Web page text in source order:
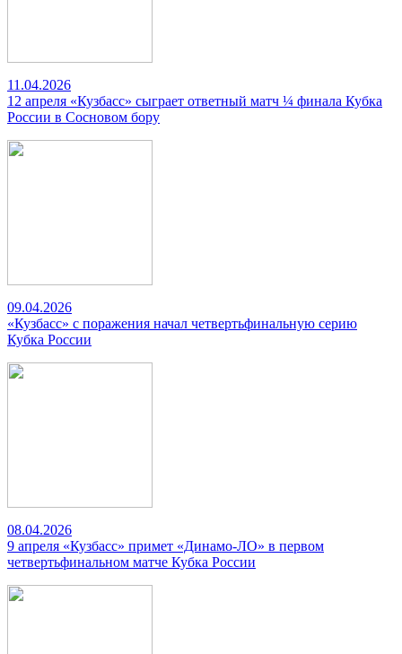
11.04.2026
12 апреля «Кузбасс» сыграет ответный матч ¼ финала Кубка
России в Сосновом бору
09.04.2026
«Кузбасс» с поражения начал четвертьфинальную серию
Кубка России
08.04.2026
9 апреля «Кузбасс» примет «Динамо-ЛО» в первом
четвертьфинальном матче Кубка России